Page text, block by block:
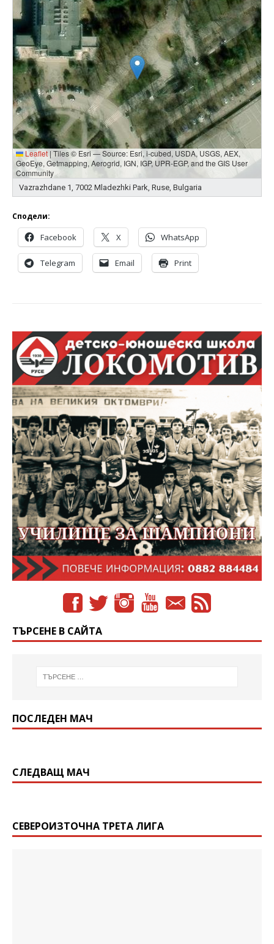
Leaflet | Tiles © Esri — Source: Esri, i-cubed, USDA, USGS, AEX,
GeoEye, Getmapping, Aerogrid, IGN, IGP, UPR-EGP, and the GIS User
Community
Vazrazhdane 1, 7002 Mladezhki Park, Ruse, Bulgaria
Сподели:
Facebook X WhatsApp
Telegram Email Print
ТЪРСЕНЕ В САЙТА
ПОСЛЕДЕН МАЧ
СЛЕДВАЩ МАЧ
СЕВЕРОИЗТОЧНА ТРЕТА ЛИГА